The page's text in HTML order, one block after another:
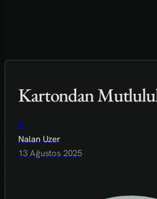
Kartondan
N
Nalan Uzer
13 Ağustos 2025